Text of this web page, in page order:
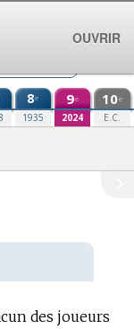
8e
1935
9e
2024
10e
E.C.
des joueurs
OUVRIR